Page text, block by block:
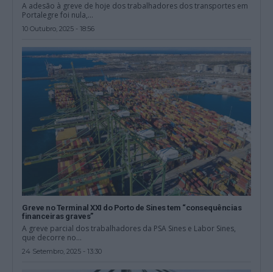
A adesão à greve de hoje dos trabalhadores dos transportes em
Portalegre foi nula,...
10 Outubro, 2025 - 18:56
Greve no Terminal XXI do Porto de Sines tem “consequências
financeiras graves”
A greve parcial dos trabalhadores da PSA Sines e Labor Sines,
que decorre no...
24 Setembro, 2025 - 13:30